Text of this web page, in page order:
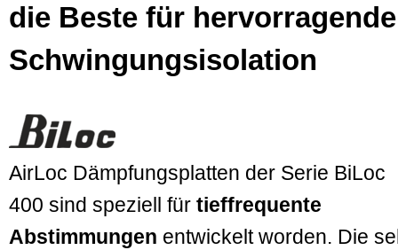
die Beste für hervorragende
Schwingungsisolation
AirLoc Dämpfungsplatten der Serie BiLoc
400 sind speziell für tief­frequente
Abstimmungen entwickelt worden. Die